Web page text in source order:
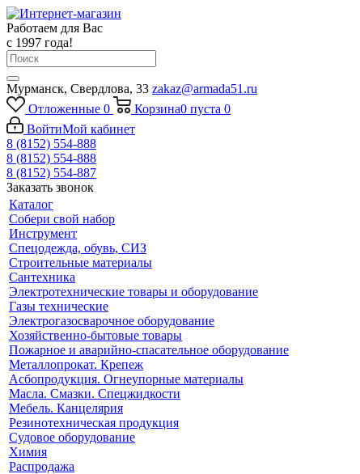
Работаем для Вас
с 1997 года!
Мурманск, Свердлова, 33 zakaz@armada51.ru
Отложенные 0 Корзина0 пуста 0
ВойтиМой кабинет
8 (8152) 554-888
8 (8152) 554-888
8 (8152) 554-887
Заказать звонок
Каталог
Собери свой набор
Инструмент
Спецодежда, обувь, СИЗ
Строительные материалы
Сантехника
Электротехнические товары и оборудование
Газы технические
Электрогазосварочное оборудование
Хозяйственно-бытовые товары
Пожарное и аварийно-спасательное оборудование
Металлопрокат. Крепеж
Асбопродукция. Огнеупорные материалы
Масла. Смазки. Спецжидкости
Мебель. Канцелярия
Резинотехническая продукция
Судовое оборудование
Химия
Распродажа